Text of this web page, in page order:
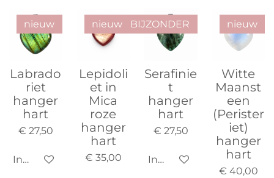
nieuw
Labrado
riet
hanger
hart
€ 27,50
In winkelwagen
nieuw
Lepidoli
et in
Mica
roze
hanger
hart
€ 35,00
BIJZONDER
Serafinie
t
hanger
hart
€ 27,50
In winkelwagen
nieuw
Witte
Maanst
een
(Perister
iet)
hanger
hart
€ 40,00